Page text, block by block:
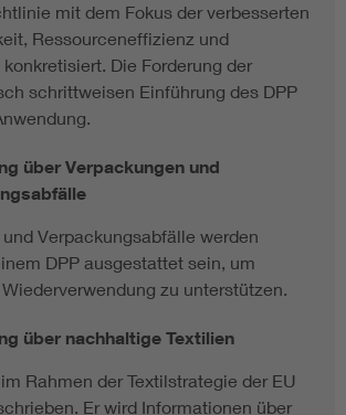
mit dem Fokus der verbesserten
Ressourceneffizienz und
Die Forderung der
schrittweisen Einführung des DPP
über Verpackungen und
Verpackungsabfälle werden
DPP ausgestattet sein, um
zu unterstützen.
über nachhaltige Textilien
Rahmen der Textilstrategie der EU
Er wird Informationen über